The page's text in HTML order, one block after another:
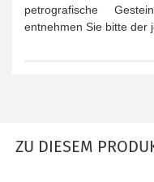
petrografische
entnehmen Sie bitte der
ZU DIESEM